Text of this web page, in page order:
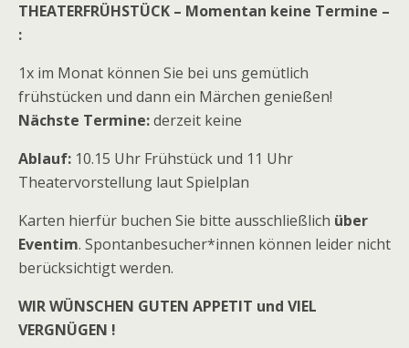
THEATERFRÜHSTÜCK – Momentan keine Termine –
:
1x im Monat können Sie bei uns gemütlich
frühstücken und dann ein Märchen genießen!
Nächste Termine:derzeit keine
Ablauf: 10.15 Uhr Frühstück und 11 Uhr
Theatervorstellung laut Spielplan
Karten hierfür buchen Sie bitte ausschließlich über
Eventim. Spontanbesucher*innen können leider nicht
berücksichtigt werden.
WIR WÜNSCHEN GUTEN APPETIT und VIEL
VERGNÜGEN !